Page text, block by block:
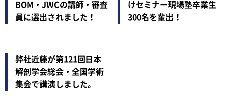
BOM・JWCの講師・審査
員に選出されました！
けセミナー現場塾卒業生
300名を輩出！
弊社近藤が第121回日本
解剖学会総会・全国学術
集会で講演しました。